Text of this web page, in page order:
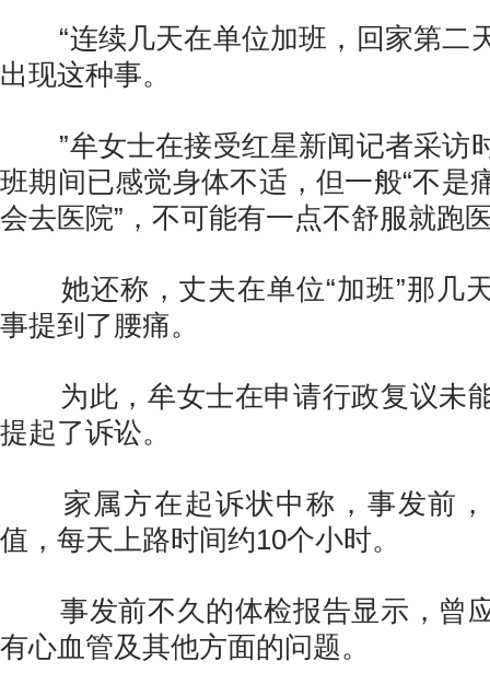
“连续几天在单位加班，回家第二
出现这种事。
”牟女士在接受红星新闻记者采访
班期间已感觉身体不适，但一般“不是
会去医院”，不可能有一点不舒服就跑
她还称，丈夫在单位“加班”那几
事提到了腰痛。
为此，牟女士在申请行政复议未
提起了诉讼。
家属方在起诉状中称，事发前，
值，每天上路时间约10个小时。
事发前不久的体检报告显示，曾
有心血管及其他方面的问题。